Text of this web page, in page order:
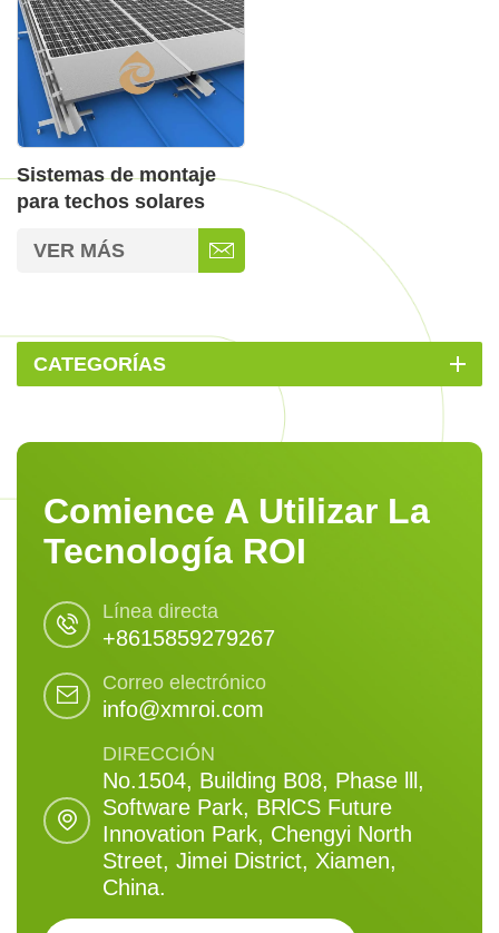
Sistemas de montaje
para techos solares
BIPV de instalación
rápida
VER MÁS
CATEGORÍAS
Comience A Utilizar La
Tecnología ROI
Línea directa
+8615859279267
Correo electrónico
info@xmroi.com
DIRECCIÓN
No.1504, Building B08, Phase lll,
Software Park, BRlCS Future
Innovation Park, Chengyi North
Street, Jimei District, Xiamen,
China.